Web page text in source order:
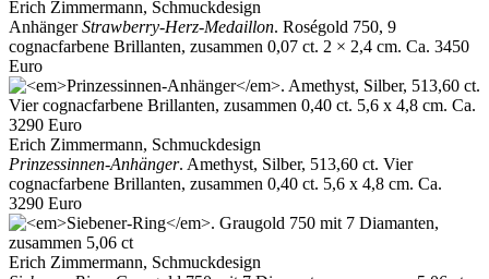
Erich Zimmermann, Schmuckdesign
AnhängerStrawberry-Herz-Medaillon. Roségold 750, 9
cognacfarbene Brillanten, zusammen 0,07 ct. 2 × 2,4 cm. Ca. 3450
Euro
Erich Zimmermann, Schmuckdesign
Prinzessinnen-Anhänger. Amethyst, Silber, 513,60 ct. Vier
cognacfarbene Brillanten, zusammen 0,40 ct. 5,6 x 4,8 cm. Ca.
3290 Euro
Erich Zimmermann, Schmuckdesign